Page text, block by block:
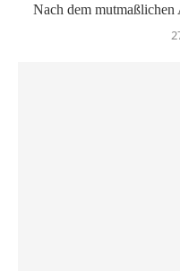
Nach dem